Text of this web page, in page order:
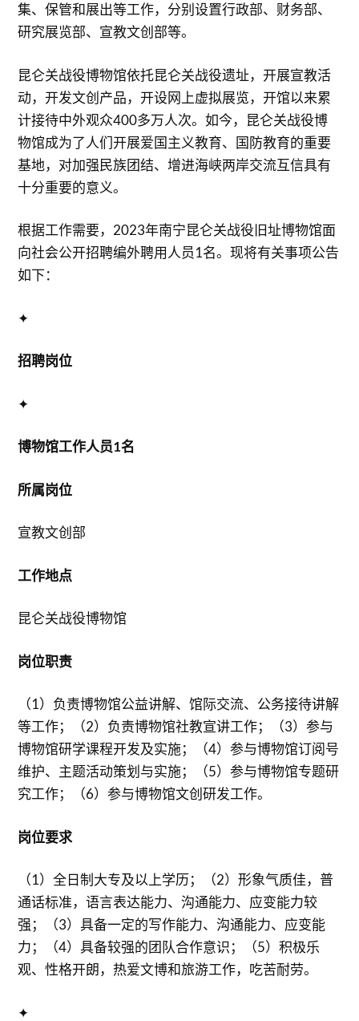
集、保管和展出等工作，分别设置行政部、财务部、
研究展览部、宣教文创部等。
昆仑关战役博物馆依托昆仑关战役遗址，开展宣教活
动，开发文创产品，开设网上虚拟展览，开馆以来累
计接待中外观众400多万人次。如今，昆仑关战役博
物馆成为了人们开展爱国主义教育、国防教育的重要
基地，对加强民族团结、增进海峡两岸交流互信具有
十分重要的意义。
根据工作需要，2023年南宁昆仑关战役旧址博物馆面
向社会公开招聘编外聘用人员1名。现将有关事项公告
如下：
✦
招聘岗位
✦
博物馆工作人员1名
所属岗位
宣教文创部
工作地点
昆仑关战役博物馆
岗位职责
（1）负责博物馆公益讲解、馆际交流、公务接待讲解
等工作；（2）负责博物馆社教宣讲工作；（3）参与
博物馆研学课程开发及实施；（4）参与博物馆订阅号
维护、主题活动策划与实施；（5）参与博物馆专题研
究工作；（6）参与博物馆文创研发工作。
岗位要求
（1）全日制大专及以上学历；（2）形象气质佳，普
通话标准，语言表达能力、沟通能力、应变能力较
强；（3）具备一定的写作能力、沟通能力、应变能
力；（4）具备较强的团队合作意识；（5）积极乐
观、性格开朗，热爱文博和旅游工作，吃苦耐劳。
✦